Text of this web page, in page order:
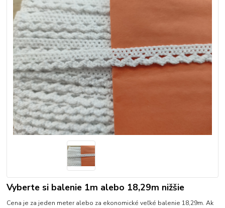
Vyberte si balenie 1m alebo 18,29m nižšie
Cena je za jeden meter alebo za ekonomické veľké balenie 18,29m. Ak